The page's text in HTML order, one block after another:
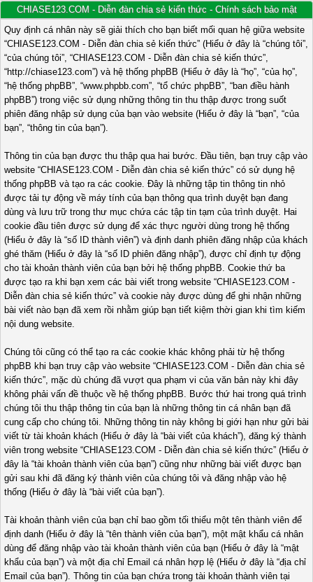
CHIASE123.COM - Diễn đàn chia sẻ kiến thức - Chính sách bảo mật
Quy định cá nhân này sẽ giải thích cho bạn biết mối quan hệ giữa website
“CHIASE123.COM - Diễn đàn chia sẻ kiến thức” (Hiểu ở đây là “chúng tôi”,
“của chúng tôi”, “CHIASE123.COM - Diễn đàn chia sẻ kiến thức”,
“http://chiase123.com”) và hệ thống phpBB (Hiểu ở đây là “họ”, “của họ”,
“hệ thống phpBB”, “www.phpbb.com”, “tổ chức phpBB”, “ban điều hành
phpBB”) trong việc sử dụng những thông tin thu thập được trong suốt
phiên đăng nhập sử dụng của bạn vào website (Hiểu ở đây là “bạn”, “của
bạn”, “thông tin của bạn”).
Thông tin của bạn được thu thập qua hai bước. Đầu tiên, bạn truy cập vào
website “CHIASE123.COM - Diễn đàn chia sẻ kiến thức” có sử dụng hệ
thống phpBB và tạo ra các cookie. Đây là những tập tin thông tin nhỏ
được tải tự động về máy tính của bạn thông qua trình duyệt bạn đang
dùng và lưu trữ trong thư mục chứa các tập tin tạm của trình duyệt. Hai
cookie đầu tiên được sử dụng để xác thực người dùng trong hệ thống
(Hiểu ở đây là “số ID thành viên”) và định danh phiên đăng nhập của khách
ghé thăm (Hiểu ở đây là “số ID phiên đăng nhập”), được chỉ định tự động
cho tài khoản thành viên của bạn bởi hệ thống phpBB. Cookie thứ ba
được tạo ra khi bạn xem các bài viết trong website “CHIASE123.COM -
Diễn đàn chia sẻ kiến thức” và cookie này được dùng để ghi nhận những
bài viết nào bạn đã xem rồi nhằm giúp bạn tiết kiệm thời gian khi tìm kiếm
nội dung website.
Chúng tôi cũng có thể tạo ra các cookie khác không phải từ hệ thống
phpBB khi bạn truy cập vào website “CHIASE123.COM - Diễn đàn chia sẻ
kiến thức”, mặc dù chúng đã vượt qua phạm vi của văn bản này khi đây
không phải vấn đề thuộc về hệ thống phpBB. Bước thứ hai trong quá trình
chúng tôi thu thập thông tin của bạn là những thông tin cá nhân bạn đã
cung cấp cho chúng tôi. Những thông tin này không bị giới hạn như gửi bài
viết từ tài khoản khách (Hiểu ở đây là “bài viết của khách”), đăng ký thành
viên trong website “CHIASE123.COM - Diễn đàn chia sẻ kiến thức” (Hiểu ở
đây là “tài khoản thành viên của bạn”) cũng như những bài viết được bạn
gửi sau khi đã đăng ký thành viên của chúng tôi và đăng nhập vào hệ
thống (Hiểu ở đây là “bài viết của bạn”).
Tài khoản thành viên của bạn chỉ bao gồm tối thiểu một tên thành viên để
định danh (Hiểu ở đây là “tên thành viên của bạn”), một mật khẩu cá nhân
dùng để đăng nhập vào tài khoản thành viên của bạn (Hiểu ở đây là “mật
khẩu của bạn”) và một địa chỉ Email cá nhân hợp lệ (Hiểu ở đây là “địa chỉ
Email của bạn”). Thông tin của bạn chứa trong tài khoản thành viên tại